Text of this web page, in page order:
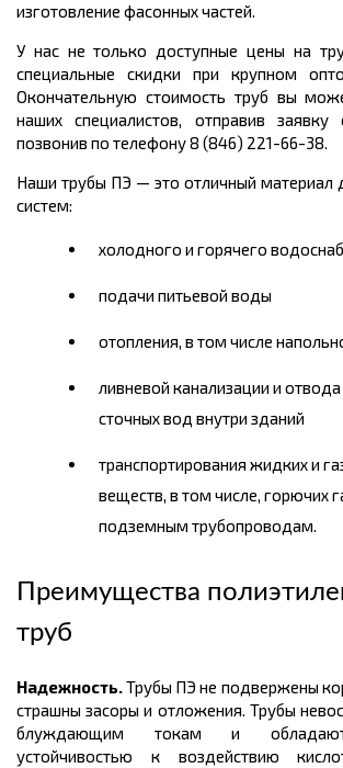
изготовление фасонных частей.
У нас не только доступные цены на
специальные скидки при крупном
Окончательную стоимость труб вы
наших специалистов, отправив
позвонив по телефону 8 (846) 221-66-38.
Наши трубы ПЭ — это отличный материал
систем:
холодного и горячего
подачи питьевой воды
отопления, в том числе
ливневой канализации и
сточных вод внутри зданий
транспортирования жидких и
веществ, в том числе, горючих
подземным трубопроводам.
Преимущества
труб
Надежность.Трубы ПЭ не подвержены
страшны засоры и отложения. Трубы
блуждающим токам и
устойчивостью к воздействию